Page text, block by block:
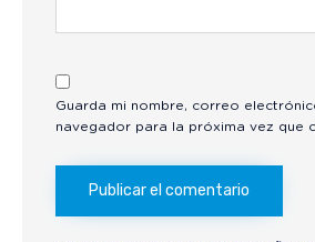
Guarda mi nombre, correo
navegador para la próxima vez que